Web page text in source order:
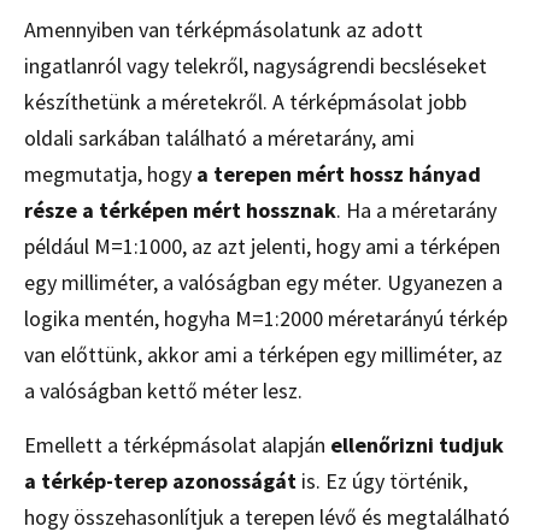
Amennyiben van térképmásolatunk az adott
ingatlanról vagy telekről, nagyságrendi becsléseket
készíthetünk a méretekről. A térképmásolat jobb
oldali sarkában található a méretarány, ami
megmutatja, hogy a terepen mért hossz hányad
része a térképen mért hossznak. Ha a méretarány
például M=1:1000, az azt jelenti, hogy ami a térképen
egy milliméter, a valóságban egy méter. Ugyanezen a
logika mentén, hogyha M=1:2000 méretarányú térkép
van előttünk, akkor ami a térképen egy milliméter, az
a valóságban kettő méter lesz.
Emellett a térképmásolat alapján ellenőrizni tudjuk
a térkép-terep azonosságát is. Ez úgy történik,
hogy összehasonlítjuk a terepen lévő és megtalálható